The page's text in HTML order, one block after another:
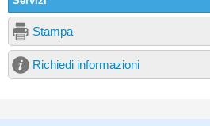
Stampa
Richiedi informazioni